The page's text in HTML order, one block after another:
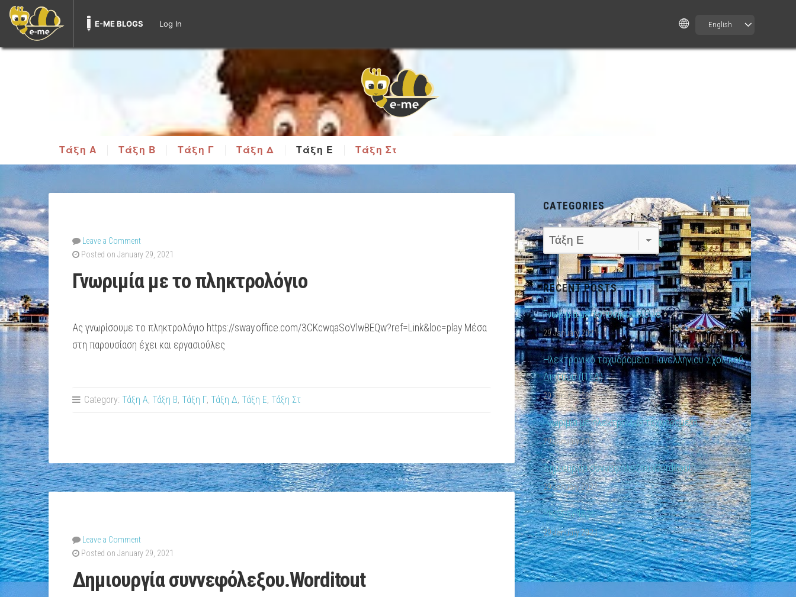
English
E-ME BLOGS Log In
Τάξη Α Τάξη Β Τάξη Γ Τάξη Δ Τάξη Ε Τάξη Στ
Leave a Comment
Posted on January 29, 2021
Γνωριμία με το πληκτρολόγιο
Aς γνωρίσουμε το πληκτρολόγιο https://sway.office.com/3CKcwqaSoVlwBEQw?ref=Link&loc=play Μέσα
στη παρουσίαση έχει και εργασιούλες
Category: Τάξη Α, Τάξη Β, Τάξη Γ, Τάξη Δ, Τάξη Ε, Τάξη Στ
Leave a Comment
Posted on January 29, 2021
Δημιουργία συννεφόλεξου.Worditout
CATEGORIES
Categories
RECENT POSTS
Γνωριμία με το πληκτρολόγιο
29 January 2021
Ηλεκτρονικό ταχυδρομείο Πανελλήνιου Σχολικού
Δικτύου (ΠΣΔ)
29 January 2021
Γνωριμία με ηλεκτρονικό ταχυδρομείο
29 January 2021
Δημιουργία συννεφόλεξου.Worditout
29 January 2021
Photocollage
29 January 2021